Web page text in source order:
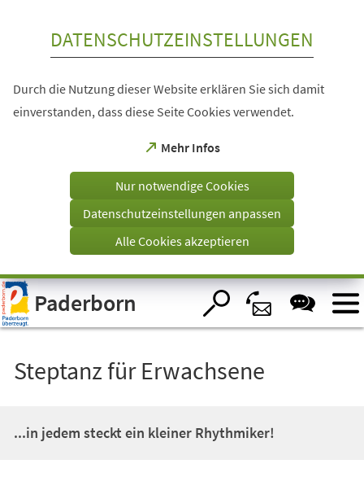
Visuelle
Assistenzsoftware
öffnen.
DATENSCHUTZEINSTELLUNGEN
Durch die Nutzung dieser Website erklären Sie sich damit
einverstanden, dass diese Seite Cookies verwendet.
Mehr Infos
(Öffnet
einem
Tab)
Nur notwendige Cookies
Datenschutzeinstellungen anpassen
Alle Cookies akzeptieren
Paderborn
Steptanz für Erwachsene
...in jedem steckt ein kleiner Rhythmiker!